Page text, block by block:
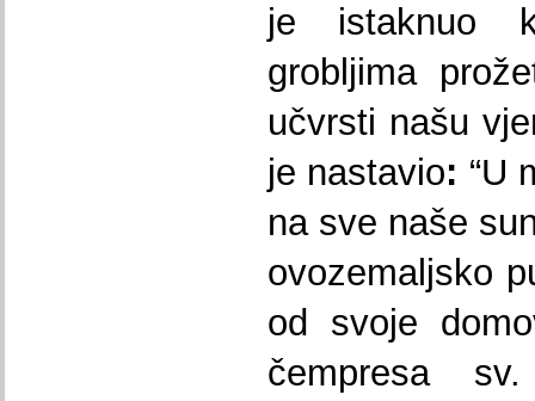
je istaknuo
grobljima
učvrsti našu
je nastavio: “U
na sve naše
ovozemaljsko
od svoje
čempresa